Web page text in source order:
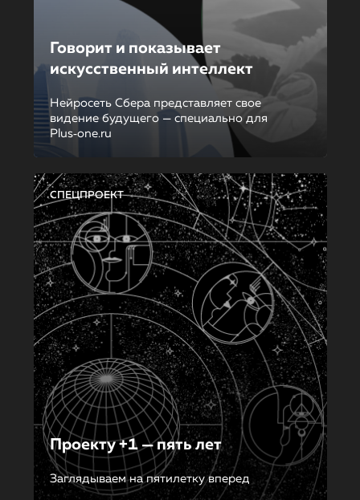
Говорит и показывает
искусственный интеллект
Нейросеть Сбера представляет свое
видение будущего — специально для
Plus‑one.ru
СПЕЦПРОЕКТ
Проекту +1 — пять лет
Заглядываем на пятилетку вперед